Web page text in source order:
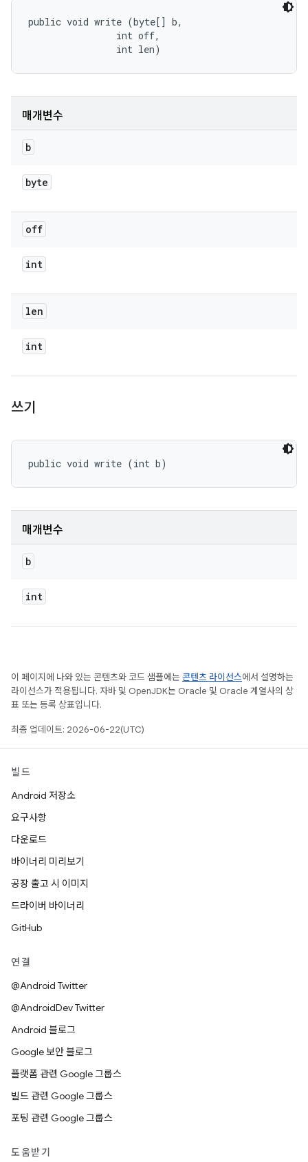
public void write (byte[] b,
                int off,
                int len)
매개변수
b
byte
off
int
len
int
쓰기
public void write (int b)
매개변수
b
int
이 페이지에 나와 있는 콘텐츠와 코드 샘플에는 콘텐츠 라이선스에서 설명하는
라이선스가 적용됩니다. 자바 및 OpenJDK는 Oracle 및 Oracle 계열사의 상
표 또는 등록 상표입니다.
최종 업데이트: 2026-06-22(UTC)
빌드
Android 저장소
요구사항
다운로드
바이너리 미리보기
공장 출고 시 이미지
드라이버 바이너리
GitHub
연결
@Android Twitter
@AndroidDev Twitter
Android 블로그
Google 보안 블로그
플랫폼 관련 Google 그룹스
빌드 관련 Google 그룹스
포팅 관련 Google 그룹스
도움받기